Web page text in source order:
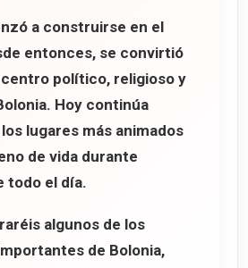
a construirse en el
entonces, se convirtió
político, religioso y
Hoy continúa
lugares más animados
de vida durante
todo el día.
algunos de los
de Bolonia,